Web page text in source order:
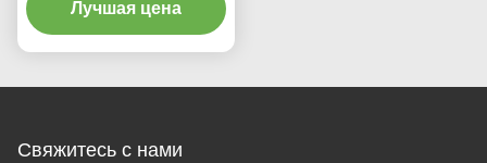
с микротонким PU-
зажатым портом
Лучшая цена
Свяжитесь с нами